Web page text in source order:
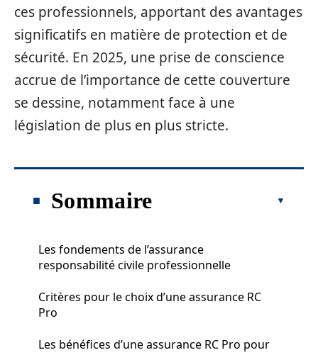
ces professionnels, apportant des avantages
significatifs en matière de protection et de
sécurité. En 2025, une prise de conscience
accrue de l’importance de cette couverture
se dessine, notamment face à une
législation de plus en plus stricte.
Sommaire
Les fondements de l’assurance
responsabilité civile professionnelle
Critères pour le choix d’une assurance RC
Pro
Les bénéfices d’une assurance RC Pro pour